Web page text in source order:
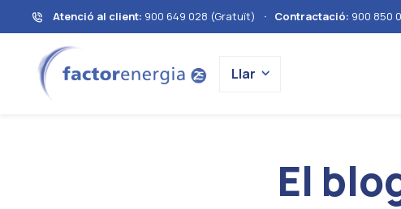
Atenció al client: 900 649 028 (Gratuït) · Contractació: 900 850
Llar
El